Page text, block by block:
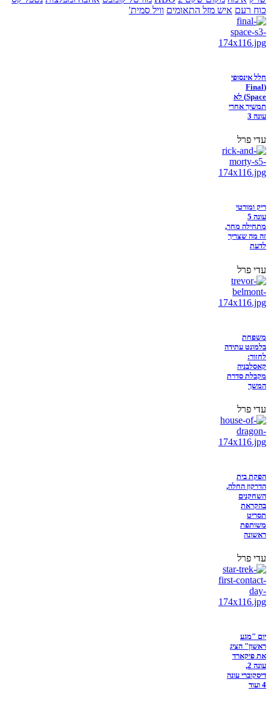
כוח רעם איש מזל התאומים וויל סמית'
חלל אינסופי
(Final
Space) לא
תמשיך אחרי
עונה 3
עדי פרל
ריק ומורטי
עונה 5
מתחילה מחר,
זה מה שצריך
לדעת
עדי פרל
משפחת
בלמונט עתידה
לחזור:
קאסלבניה
מקבלת סדרת
המשך
עדי פרל
הפקת בית
הדרקון החלה,
השחקנים
בהקראת
תסריט
משותפת
ראשונה
עדי פרל
יום "מגע
ראשון" הציג
את פיקארד
עונה 2,
דיסקוברי עונה
4 ועוד